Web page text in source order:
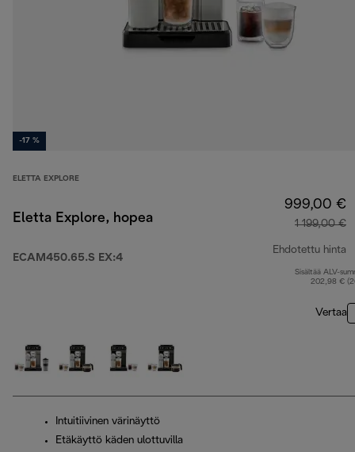
-17 %
ELETTA EXPLORE
Eletta Explore, hopea
ECAM450.65.S EX:4
999,00 €
1 199,00 €
Ehdotettu hinta
Sisältää ALV-
202,98 €
Vertaa
Intuitiivinen värinäyttö
Etäkäyttö käden ulottuvilla